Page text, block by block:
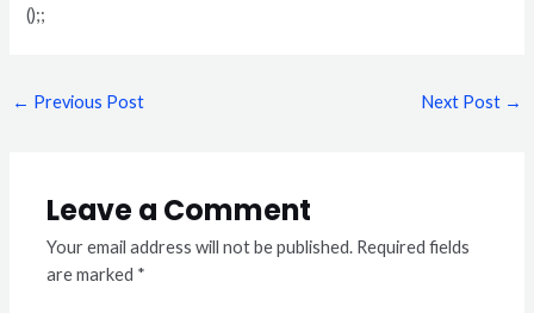
();;
← Previous Post Next Post →
Leave a Comment
Your email address will not be published. Required fields
are marked *